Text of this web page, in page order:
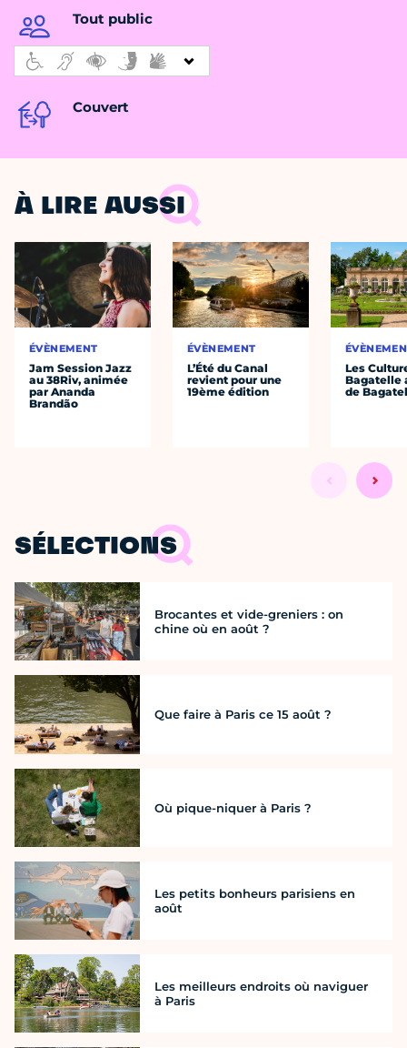
Tout public
Couvert
À LIRE AUSSI
ÉVÈNEMENT
Jam Session Jazz
au 38Riv, animée
par Ananda
Brandão
ÉVÈNEMENT
L’Été du Canal
revient pour une
19ème édition
Les
Bagatelle
de
SÉLECTIONS
Brocantes et vide-greniers : on
chine où en août ?
Que faire à Paris ce 15 août ?
Où pique-niquer à Paris ?
Les petits bonheurs parisiens en
août
Les meilleurs endroits où naviguer
à Paris